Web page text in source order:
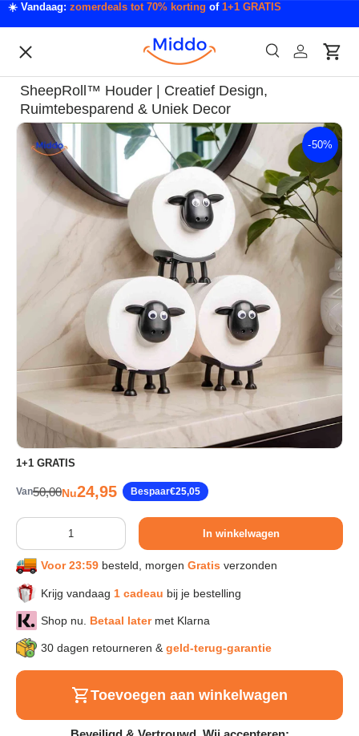
Ga naar inhoud
☀️ Vandaag: zomerdeals tot 70% korting of 1+1 GRATIS
Zoeken
Acties
ZoekenInloggen
Acties & Deals
Slaapkamer & Badkamer
Mode & Accessoires
Tech & Gadgets
Auto & Klussen
Tuin & Outdoor
Sport & Herstel
Wonen & Interieur
Kids & Speelgoed
Huishouden & Schoonmaak
Keuken & Koken
Verlichting & Sfeer
SheepRoll™ Houder | Creatief Design,
Ruimtebesparend & Uniek Decor
Ga direct naar productinformatie -50%
1+1 GRATIS
VanReguliere prijs
50,00Verkoopprijs
Nu24,95 Bespaar€25,05
Aantal
In winkelwagen
Voor 23:59 besteld, morgen Gratis verzonden
Krijg vandaag 1 cadeau bij je bestelling
Shop nu. Betaal latermet Klarna
30 dagen retourneren & geld-terug-garantie
Toevoegen aan winkelwagen